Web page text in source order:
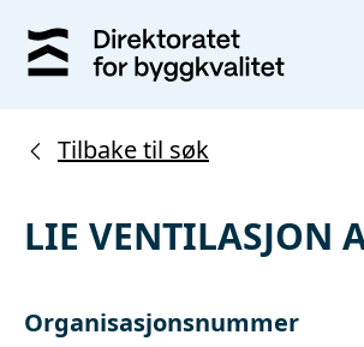
Tilbake til søk
LIE VENTILASJON
Organisasjonsnummer